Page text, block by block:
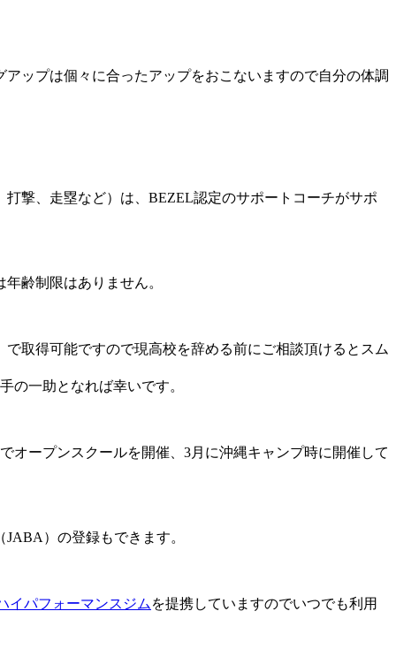
ップは個々に合ったアップをおこないますので自分の体調
撃、走塁など）は、BEZEL認定のサポートコーチがサポ
齢制限はありません。
で取得可能ですので現高校を辞める前にご相談頂けるとスム
の一助となれば幸いです。
オープンスクールを開催、3月に沖縄キャンプ時に開催して
）の登録もできます。
イパフォーマンスジム を提携していますのでいつでも利用